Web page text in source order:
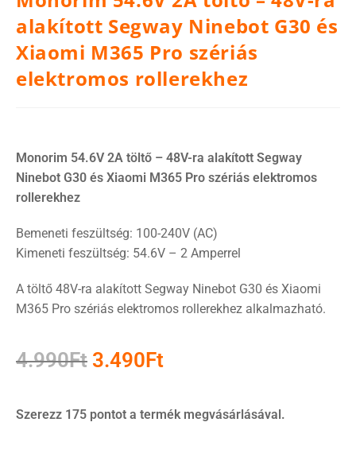
alakított Segway Ninebot G30 és
Xiaomi M365 Pro szériás
elektromos rollerekhez
Monorim 54.6V 2A töltő – 48V-ra alakított Segway
Ninebot G30 és Xiaomi M365 Pro szériás elektromos
rollerekhez
Bemeneti feszültség: 100-240V (AC)
Kimeneti feszültség: 54.6V – 2 Amperrel
A töltő 48V-ra alakított Segway Ninebot G30 és Xiaomi
M365 Pro szériás elektromos rollerekhez alkalmazható.
4.990Ft 3.490Ft
Szerezz 175 pontot a termék megvásárlásával.